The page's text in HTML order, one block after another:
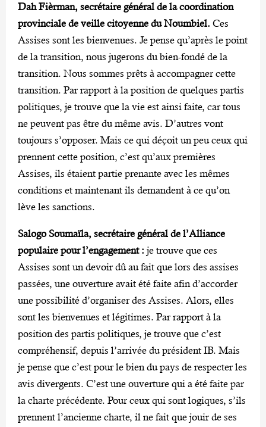
Dah Fièrman, secrétaire général de la coordination
provinciale de veille citoyenne du Noumbiel. Ces
Assises sont les bienvenues. Je pense qu’après le point
de la transition, nous jugerons du bien-fondé de la
transition. Nous sommes prêts à accompagner cette
transition. Par rapport à la position de quelques partis
politiques, je trouve que la vie est ainsi faite, car tous
ne peuvent pas être du même avis. D’autres vont
toujours s’opposer. Mais ce qui déçoit un peu ceux qui
prennent cette position, c’est qu’aux premières
Assises, ils étaient partie prenante avec les mêmes
conditions et maintenant ils demandent à ce qu’on
lève les sanctions.
Salogo Soumaïla, secrétaire général de l’Alliance
populaire pour l’engagement : je trouve que ces
Assises sont un devoir dû au fait que lors des assises
passées, une ouverture avait été faite afin d’accorder
une possibilité d’organiser des Assises. Alors, elles
sont les bienvenues et légitimes. Par rapport à la
position des partis politiques, je trouve que c’est
compréhensif, depuis l’arrivée du président IB. Mais
je pense que c’est pour le bien du pays de respecter les
avis divergents. C’est une ouverture qui a été faite par
la charte précédente. Pour ceux qui sont logiques, s’ils
prennent l’ancienne charte, il ne fait que jouir de ses